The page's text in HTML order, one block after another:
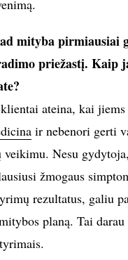
pat – į jo emocinį
emocijų
pasimetęs, jam bus
svarbu, kad
judėtų. Taigi tai
, sudaroma tam,
mityba pirmiausiai
priežastį. Kaip ją